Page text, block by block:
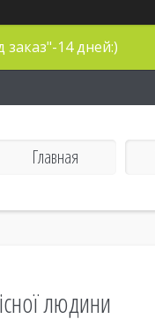
14 дней:)
Главная
людини